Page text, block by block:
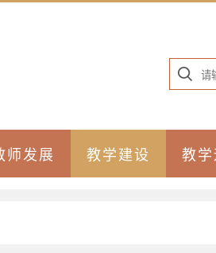
师发展 教学建设 教